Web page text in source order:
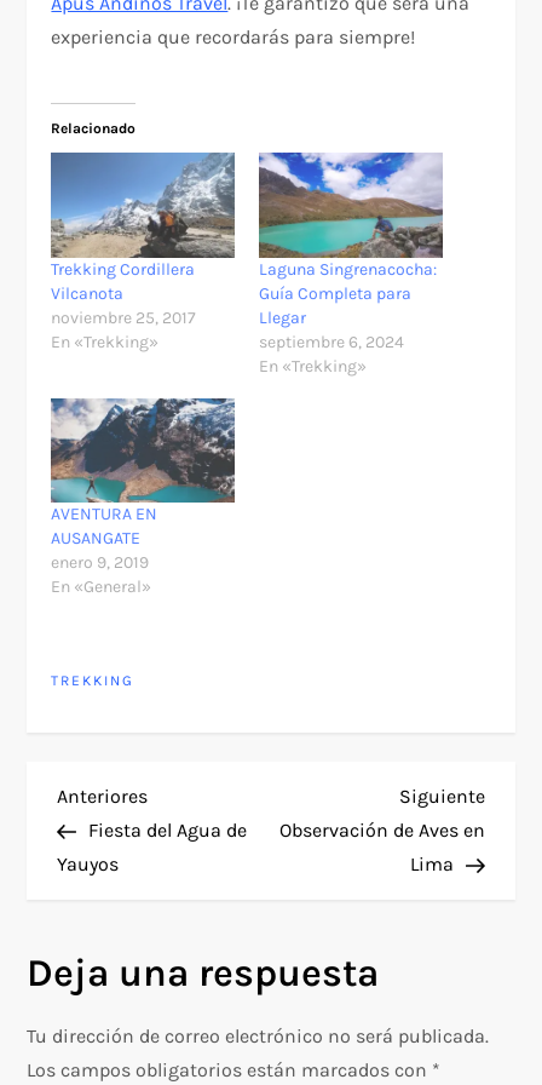
experiencia que recordarás para siempre!
Relacionado
Trekking Cordillera
Vilcanota
noviembre 25, 2017
En «Trekking»
Laguna Singrenacocha:
Guía Completa para
Llegar
septiembre 6, 2024
En «Trekking»
AVENTURA EN
AUSANGATE
enero 9, 2019
En «General»
TREKKING
N
a
e
g
Entrada
anterior
Anteriores
Fiesta del Agua de
Yauyos
Siguiente
Observación de Aves en
Lima
Deja una respuesta
Tu dirección de correo electrónico no será publicada.
Los campos obligatorios están marcados con *